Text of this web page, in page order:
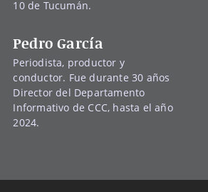
10 de Tucumán.
Pedro García
Periodista, productor y
conductor. Fue durante 30 años
Director del Departamento
Informativo de CCC, hasta el año
2024.